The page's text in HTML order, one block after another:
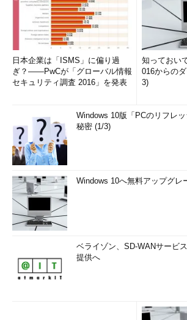
日本企業は「ISMS」に偏り過
ぎ？――PwCが「グローバル情報
セキュリティ調査 2016」を発表
知っておい
016からの
3)
Windows 10版「PCのリフレ
秘密 (1/3)
Windows 10へ無料アップグレ
ベライゾン、SD-WANサービ
提供へ